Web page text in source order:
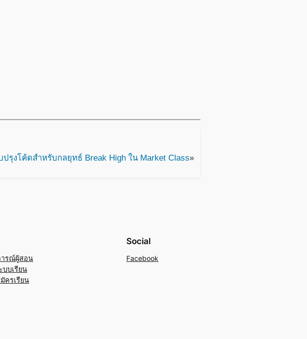
ปรุงโค้ดสำหรับกลยุทธ์ Break High ใน Market Class»
ารณ์ผู้สอน
บบเรียน
ครเรียน
Social
Facebook